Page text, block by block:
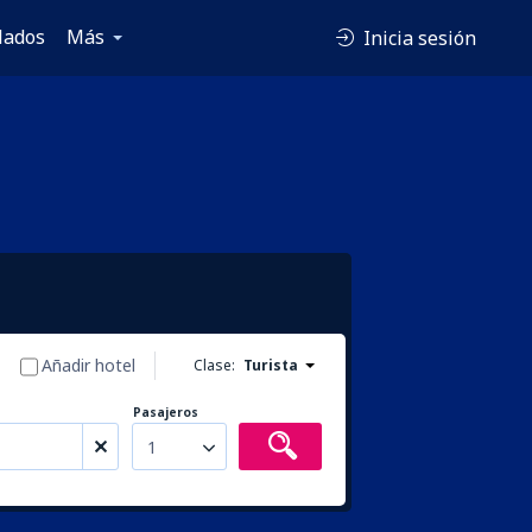
Más Inicia sesión
Clase: Turista
Añadir hotel
Pasajeros
1